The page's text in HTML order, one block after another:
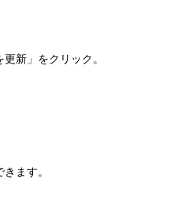
新」をクリック。
ます。